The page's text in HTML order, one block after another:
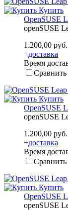
Купить
OpenSUSE
openSUSE
1.200,00 руб.
+доставка
Время
Сравнить
Купить
OpenSUSE
openSUSE
1.200,00 руб.
+доставка
Время
Сравнить
Купить
OpenSUSE
openSUSE